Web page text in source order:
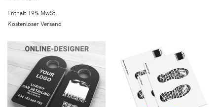
Enthält 19% MwSt.
Kostenloser Versand